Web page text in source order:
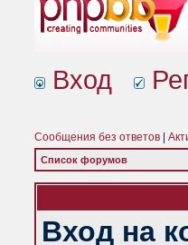
Вход
Сообщения без ответов
Список форумов
Вход на